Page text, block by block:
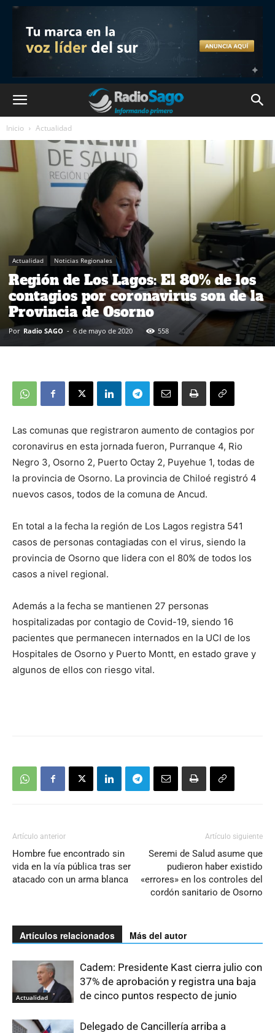
Inicio Actualidad
Actualidad Noticias Regionales
Región de Los Lagos: El 80% de los
contagios por coronavirus son de la
Provincia de Osorno
Por Radio SAGO - 6 de mayo de 2020 558
Las comunas que registraron aumento de contagios por
coronavirus en esta jornada fueron, Purranque 4, Rio
Negro 3, Osorno 2, Puerto Octay 2, Puyehue 1, todas de
la provincia de Osorno. La provincia de Chiloé registró 4
nuevos casos, todos de la comuna de Ancud.
En total a la fecha la región de Los Lagos registra 541
casos de personas contagiadas con el virus, siendo la
provincia de Osorno que lidera con el 80% de todos los
casos a nivel regional.
Además a la fecha se mantienen 27 personas
hospitalizadas por contagio de Covid-19, siendo 16
pacientes que permanecen internados en la UCI de los
Hospitales de Osorno y Puerto Montt, en estado grave y
algunos de ellos con riesgo vital.
Artículo anterior
Hombre fue encontrado sin
vida en la vía pública tras ser
atacado con un arma blanca
Artículo siguiente
Seremi de Salud asume que
pudieron haber existido
«errores» en los controles del
cordón sanitario de Osorno
Artículos relacionados Más del autor
Actualidad
Cadem: Presidente Kast cierra julio con
37% de aprobación y registra una baja
de cinco puntos respecto de junio
Delegado de Cancillería arriba a